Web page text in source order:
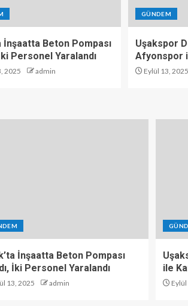
İnşaatta Beton Pompası
İki Personel Yaralandı
2025 admin
GÜNDEM
Uşakspor
Afyonspor
Eylül 13, 2025
İnşaatta Beton Pompası
İki Personel Yaralandı
13, 2025 admin
ile